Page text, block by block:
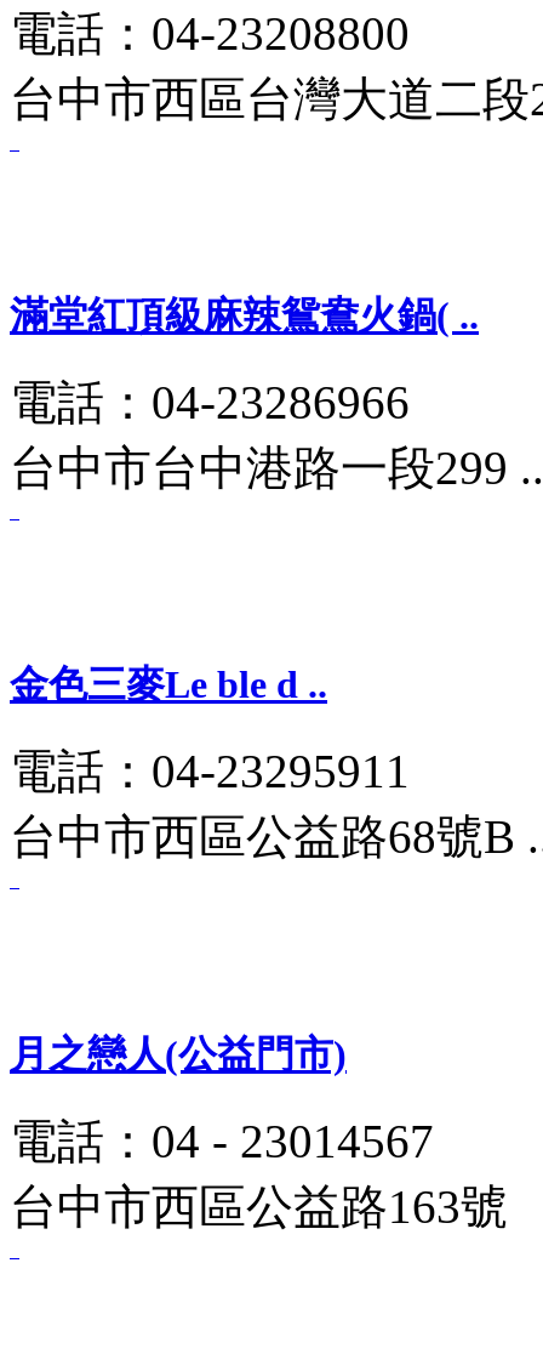
電話：04-23208800
台中市西區台灣大道二段
滿堂紅頂級麻辣鴛鴦火鍋( ..
電話：04-23286966
台中市台中港路一段299 ..
金色三麥Le ble d ..
電話：04-23295911
台中市西區公益路68號B
月之戀人(公益門市)
電話：04 - 23014567
台中市西區公益路163號